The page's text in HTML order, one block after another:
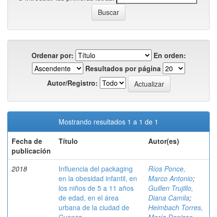
Ordenar por:
En orden:
Resultados por página
Autor/Registro:
Mostrando resultados 1 a 1 de 1
Fecha de
publicación
Título Autor(es)
2018
Influencia del packaging
en la obesidad infantil, en
los niños de 5 a 11 años
de edad, en el área
urbana de la ciudad de
Ríos Ponce,
Marco Antonio;
Guillen Trujillo,
Diana Camila;
Heimbach Torres,